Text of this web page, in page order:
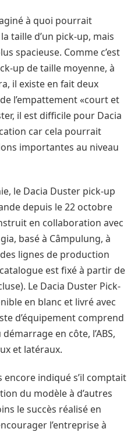
à quoi pourrait
taille d’un pick-up, mais
spacieuse. Comme c’est
up de taille moyenne, à
il existe en fait deux
l’empattement «court et
il est difficile pour Dacia
car cela pourrait
importantes au niveau
le Dacia Duster pick-up
depuis le 22 octobre
en collaboration avec
basé à Câmpulung, à
lignes de production
est fixé à partir de
Le Dacia Duster Pick-
en blanc et livré avec
d’équipement comprend
en côte, l’ABS,
et latéraux.
encore indiqué s’il comptait
du modèle à d’autres
le succès réalisé en
l’entreprise à